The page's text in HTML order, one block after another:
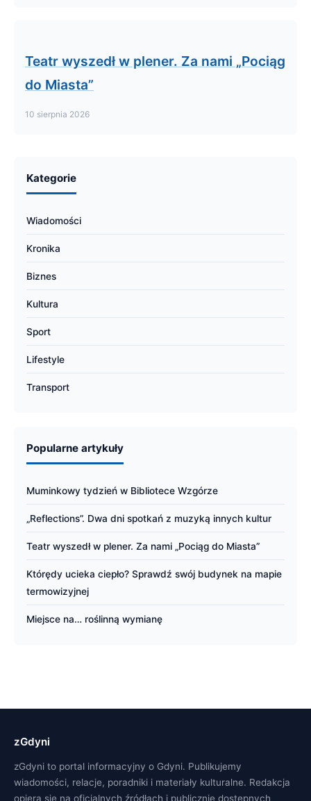
Teatr wyszedł w plener. Za nami „Pociąg
do Miasta”
10 sierpnia 2026
Kategorie
Wiadomości
Kronika
Biznes
Kultura
Sport
Lifestyle
Transport
Popularne artykuły
Muminkowy tydzień w Bibliotece Wzgórze
„Reflections”. Dwa dni spotkań z muzyką innych kultur
Teatr wyszedł w plener. Za nami „Pociąg do Miasta”
Którędy ucieka ciepło? Sprawdź swój budynek na mapie
termowizyjnej
Miejsce na… roślinną wymianę
zGdyni
zGdyni to portal informacyjny o Gdyni. Publikujemy
wiadomości, relacje, poradniki i materiały kulturalne. Redakcja
opiera się na oficjalnych źródłach i publicznie dostępnych